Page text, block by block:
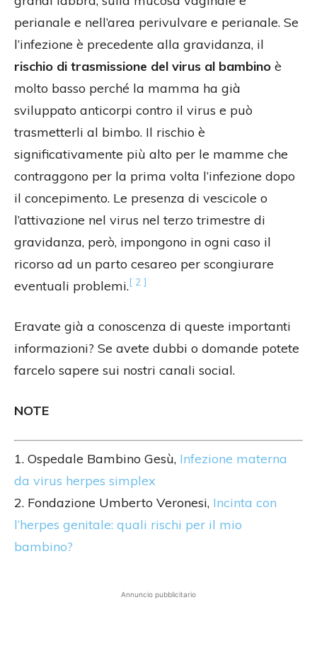
perianale e nell’area perivulvare e perianale. Se
l’infezione è precedente alla gravidanza, il
rischio di trasmissione del virus al bambino è
molto basso perché la mamma ha già
sviluppato anticorpi contro il virus e può
trasmetterli al bimbo. Il rischio è
significativamente più alto per le mamme che
contraggono per la prima volta l’infezione dopo
il concepimento. Le presenza di vescicole o
l’attivazione nel virus nel terzo trimestre di
gravidanza, però, impongono in ogni caso il
ricorso ad un parto cesareo per scongiurare
eventuali problemi.[ 2 ]
Eravate già a conoscenza di queste importanti
informazioni? Se avete dubbi o domande potete
farcelo sapere sui nostri canali social.
NOTE
1. Ospedale Bambino Gesù, Infezione materna
da virus herpes simplex
2. Fondazione Umberto Veronesi, Incinta con
l’herpes genitale: quali rischi per il mio
bambino?
Annuncio pubblicitario